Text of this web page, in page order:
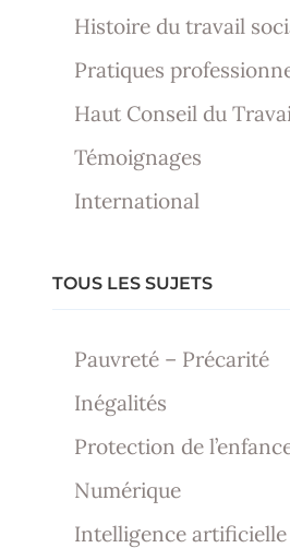
Histoire du travail
Pratiques
Haut Conseil du
Témoignages
International
TOUS LES SUJETS
Pauvreté – Précarité
Inégalités
Protection de
Numérique
Intelligence artificielle